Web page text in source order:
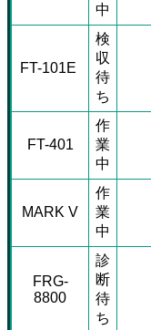
中
FT-101E
検
収
待
ち
FT-401
作
業
中
MARK V
作
業
中
FRG-
8800
診
断
待
ち